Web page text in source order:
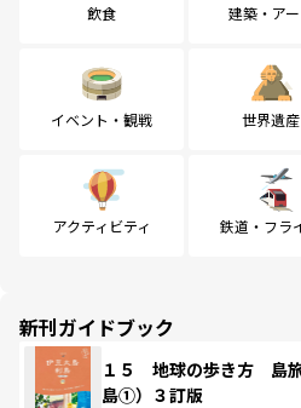
飲食 建築・ア
イベント・観戦 世界遺産
アクティビティ 鉄道・フラ
新刊ガイドブック
１５ 地球の歩き方 島
島①）３訂版